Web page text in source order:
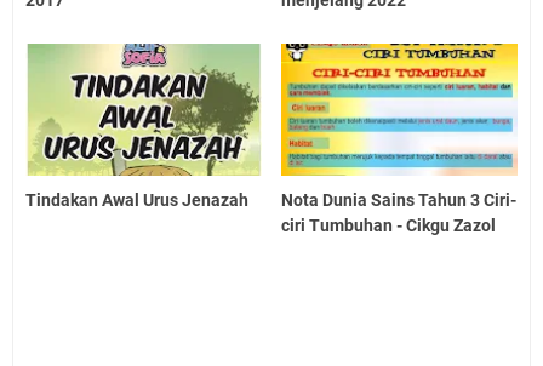
Tindakan Awal Urus Jenazah
Nota Dunia Sains Tahun 3 Ciri-
ciri Tumbuhan - Cikgu Zazol